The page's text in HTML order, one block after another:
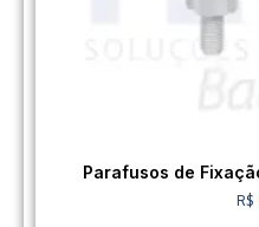
Parafusos de
R$